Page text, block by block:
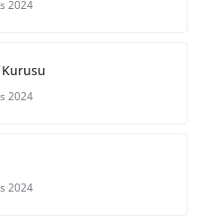
2024
2024
2024